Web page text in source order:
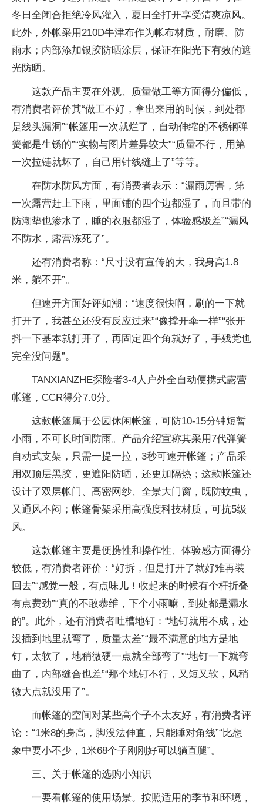
冬日全闭合拒绝冷风灌入，夏日全打开享受清爽凉风。
此外，外帐采用210D牛津布作为帐布材质，耐磨、防
雨水；内部添加银胶防晒涂层，保证在阳光下有效的遮
光防晒。
这款产品主要在外观、质量做工等方面得分偏低，
有消费者评价其“做工不好，拿出来用的时候，到处都
是线头漏洞”“帐篷用一次就烂了，自动伸缩的不锈钢弹
簧都是生锈的”“实物与图片差异较大”“质量不行，用第
一次拉链就坏了，自己用针线缝上了”等等。
在防水防风方面，有消费者表示：“漏雨厉害，第
一次露营赶上下雨，里面铺的四个边都湿了，而且带的
防潮垫也渗水了，睡的衣服都湿了，体验感极差”“漏风
不防水，露营冻死了”。
还有消费者称：“尺寸没有宣传的大，我身高1.8
米，躺不开”。
但速开方面好评如潮：“速度很快啊，刷的一下就
打开了，我甚至还没有反应过来”“像撑开伞一样”“张开
抖一下基本就打开了，再固定四个角就好了，手残党也
完全没问题”。
TANXIANZHE探险者3-4人户外全自动便携式露营
帐篷，CCR得分7.0分。
这款帐篷属于公园休闲帐篷，可防10-15分钟短暂
小雨，不可长时间防雨。产品介绍宣称其采用7代弹簧
自动式支架，只需一提一拉，3秒可速开帐篷；产品采
用双顶层黑胶，更遮阳防晒，还更加隔热；这款帐篷还
设计了双层帐门、高密网纱、全景大门窗，既防蚊虫，
又通风不闷；帐篷骨架采用高强度科技材质，可抗5级
风。
这款帐篷主要是便携性和操作性、体验感方面得分
较低，有消费者评价：“好拆，但是打开了就好难再装
回去”“感觉一般，有点味儿！收起来的时候有个杆折叠
有点费劲”“真的不敢恭维，下个小雨嘛，到处都是漏水
的”。此外，还有消费者吐槽地钉：“地钉就用不成，还
没插到地里就弯了，质量太差”“最不满意的地方是地
钉，太软了，地稍微硬一点就全部弯了”“地钉一下就弯
曲了，内部缝合也差”“那个地钉不行，又短又软，风稍
微大点就没用了”。
而帐篷的空间对某些高个子不太友好，有消费者评
论：“1米8的身高，脚没法伸直，只能睡对角线”“比想
象中要小不少，1米68个子刚刚好可以躺直腿”。
三、关于帐篷的选购小知识
一要看帐篷的使用场景。按照适用的季节和环境，